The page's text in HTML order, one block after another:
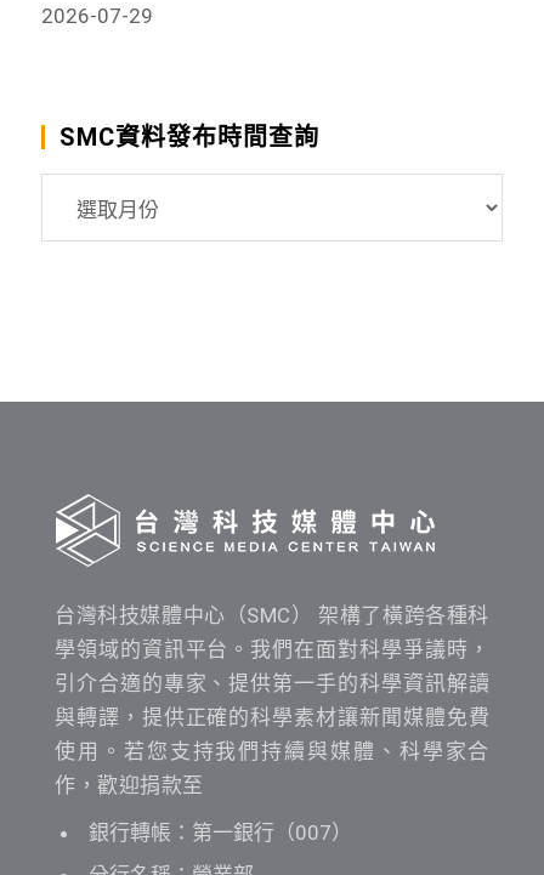
2026-07-29
SMC資料發布時間查詢
台灣科技媒體中心（SMC） 架構了橫跨各種科
學領域的資訊平台。我們在面對科學爭議時，
引介合適的專家、提供第一手的科學資訊解讀
與轉譯，提供正確的科學素材讓新聞媒體免費
使用。若您支持我們持續與媒體、科學家合
作，歡迎捐款至
銀行轉帳：第一銀行（007）